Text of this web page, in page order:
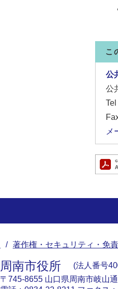
こ
公
公
メ
著作権・セキュリティ・免
周南市役所
法人番号
〒745-8655 山口県周南市岐山